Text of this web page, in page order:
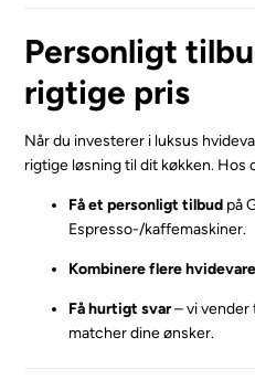
Personligt
rigtige pris
Når du investerer i luksus
rigtige løsning til dit køkken. Hos
Få et personligt tilbud på
Espresso-/kaffemaskiner.
Kombinere flere
Få hurtigt svar– vi vender
matcher dine ønsker.